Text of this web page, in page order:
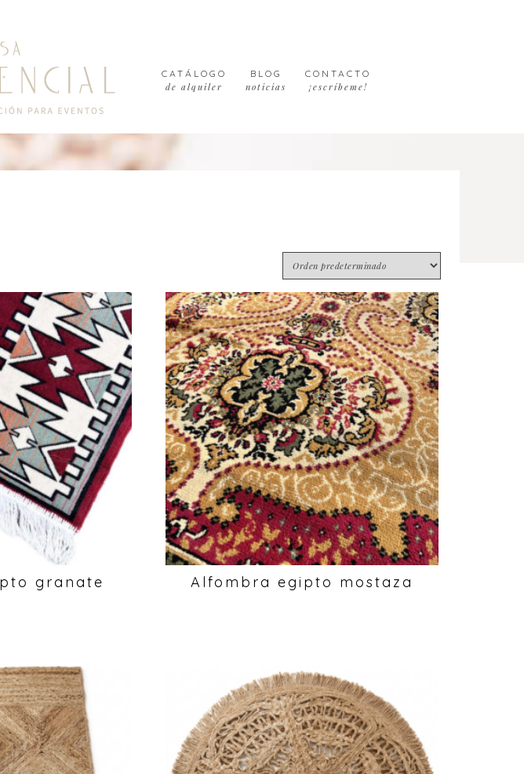
CATÁLOGO
de alquiler
BLOG
noticias
CONTACTO
¡escríbeme!
granate Alfombra egipto mostaza